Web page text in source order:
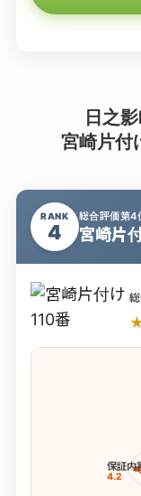
日之
宮崎片付
RANK
4
総合評価第4
宮崎片
保証内
4.2